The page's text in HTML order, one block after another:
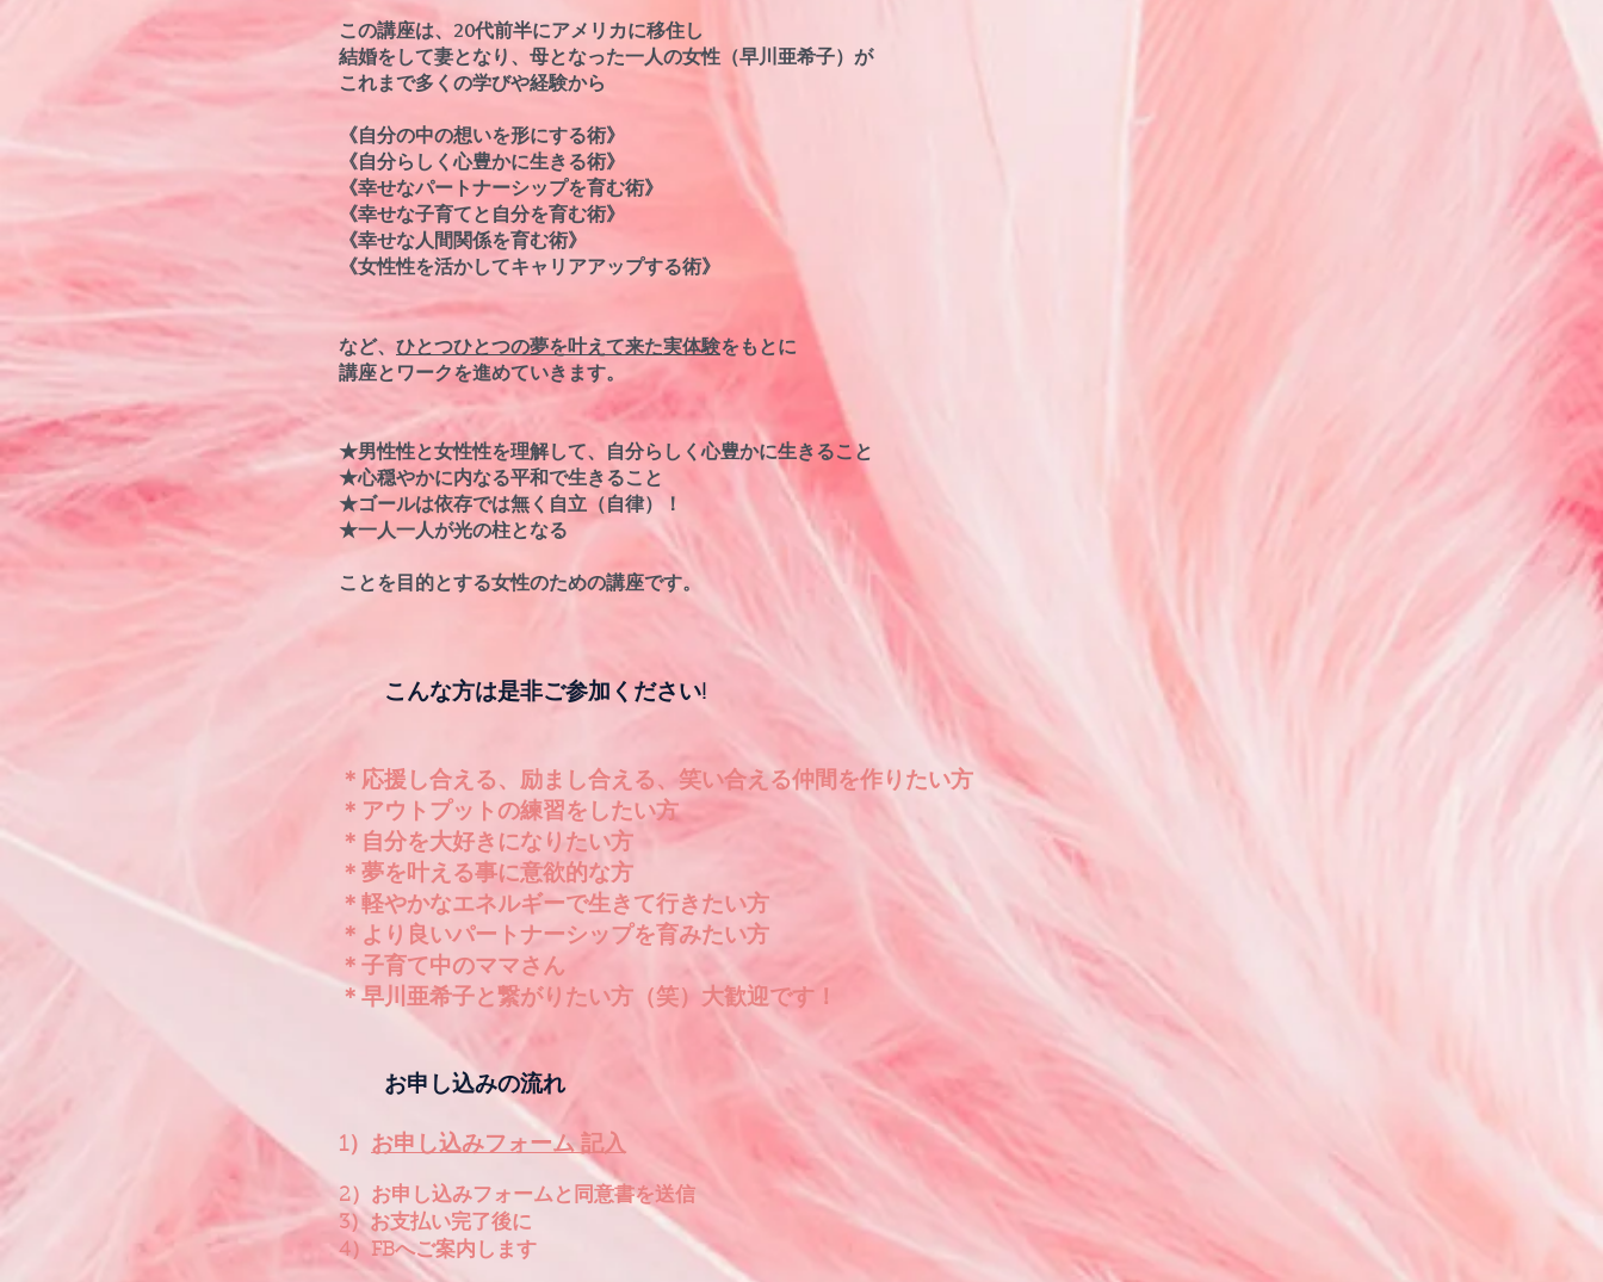
この講座は、20代前半にアメリカに移住し
結婚をして妻となり、母となった一人の女性（早川亜希子）が
これまで多くの学びや経験から
《自分の中の想いを形にする術》
《自分らしく心豊かに生きる術》
《幸せなパートナーシップを育む術》
《幸せな子育てと自分を育む術》
《幸せな人間関係を育む術》
《女性性を活かしてキャリアアップする術》
など、 ひとつひとつの夢を叶えて来た実体験をもとに
講座とワークを進めていきます。
★男性性と女性性を理解して、自分らしく心豊かに生きること
★心穏やかに内なる平和で生きること
★ゴールは依存では無く自立（自律）！
★一人一人が光の柱となる
ことを目的とする女性のための講座です。
こんな方は是非ご参加ください!
＊応援し合える、励まし合える、 笑い合える仲間を作りたい方
＊アウトプットの練習をしたい方
＊自分を大好きになりたい方
＊夢を叶える事に意欲的な方
＊軽やかなエネルギーで生きて行きたい方
＊より良いパートナーシップを育みたい方
​＊子育て中のママさん
​＊早川亜希子と繋がりたい方（笑）大歓迎です！
お申し込みの流れ
1） お申し込みフォーム 記入
2）お申し込みフォームと同意書を送信
3）お支払い完了後に
4）FBへご案内します